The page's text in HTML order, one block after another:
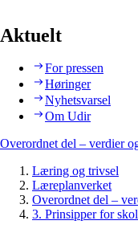
Aktuelt
For pressen
Høringer
Nyhetsvarsel
Om Udir
Overordnet del – verdier
Læring og trivsel
Læreplanverket
Overordnet del –
3. Prinsipper for